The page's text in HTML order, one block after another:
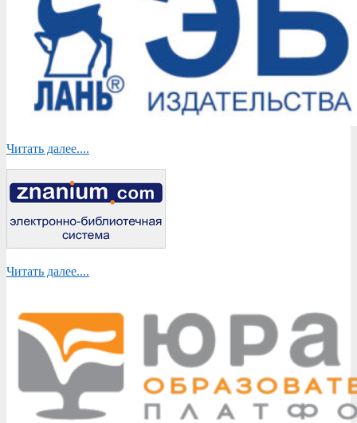
Читать далее....
Читать далее....